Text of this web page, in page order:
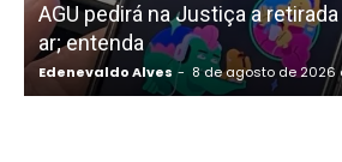
AGU pedirá na Justiça a
ar; entenda
Edenevaldo Alves - 8 de agosto de 2026